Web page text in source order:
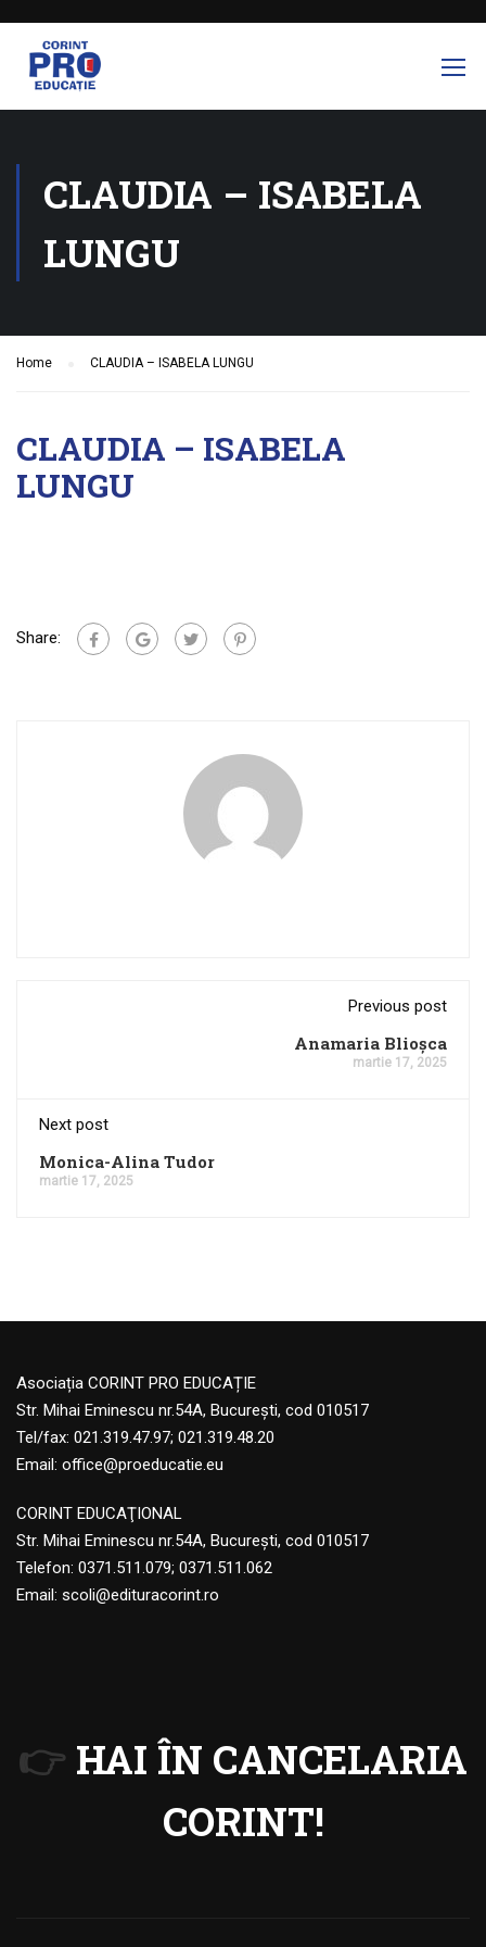
CLAUDIA – ISABELA
LUNGU
Home CLAUDIA – ISABELA LUNGU
CLAUDIA – ISABELA
LUNGU
Share:
Previous post
Anamaria Blioșca
martie 17, 2025
Next post
Monica-Alina Tudor
martie 17, 2025
Asociația CORINT PRO EDUCAȚIE
Str. Mihai Eminescu nr.54A, București, cod 010517
Tel/fax: 021.319.47.97; 021.319.48.20
Email: office@proeducatie.eu
CORINT EDUCAŢIONAL
Str. Mihai Eminescu nr.54A, Bucureşti, cod 010517
Telefon: 0371.511.079; 0371.511.062
Email: scoli@edituracorint.ro
👉 HAI ÎN CANCELARIA
CORINT!